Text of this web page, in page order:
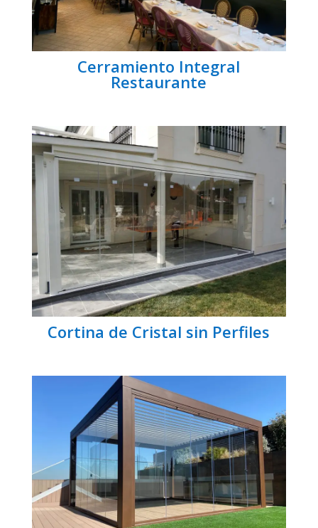
Cerramiento Integral
Restaurante
Cortina de Cristal sin Perfiles